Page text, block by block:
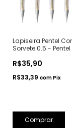
Lapiseira Pentel
Sorvete 0.5 - Pentel
R$35,90
R$33,39 comPix
Comprar